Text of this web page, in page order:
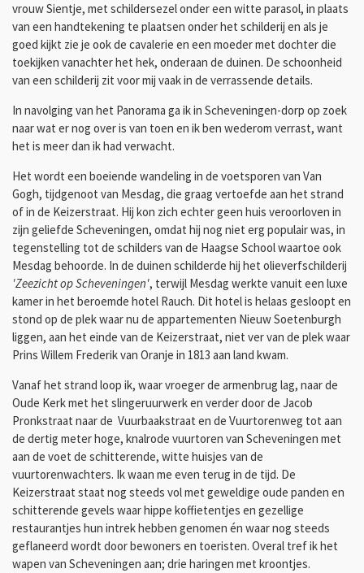
vrouw Sientje, met schildersezel onder een witte parasol, in plaats
van een handtekening te plaatsen onder het schilderij en als je
goed kijkt zie je ook de cavalerie en een moeder met dochter die
toekijken vanachter het hek, onderaan de duinen. De schoonheid
van een schilderij zit voor mij vaak in de verrassende details.
In navolging van het Panorama ga ik in Scheveningen-dorp op zoek
naar wat er nog over is van toen en ik ben wederom verrast, want
het is meer dan ik had verwacht.
Het wordt een boeiende wandeling in de voetsporen van Van
Gogh, tijdgenoot van Mesdag, die graag vertoefde aan het strand
of in de Keizerstraat. Hij kon zich echter geen huis veroorloven in
zijn geliefde Scheveningen, omdat hij nog niet erg populair was, in
tegenstelling tot de schilders van de Haagse School waartoe ook
Mesdag behoorde. In de duinen schilderde hij het olieverfschilderij
'Zeezicht op Scheveningen', terwijl Mesdag werkte vanuit een luxe
kamer in het beroemde hotel Rauch. Dit hotel is helaas gesloopt en
stond op de plek waar nu de appartementen Nieuw Soetenburgh
liggen, aan het einde van de Keizerstraat, niet ver van de plek waar
Prins Willem Frederik van Oranje in 1813 aan land kwam.
Vanaf het strand loop ik, waar vroeger de armenbrug lag, naar de
Oude Kerk met het slingeruurwerk en verder door de Jacob
Pronkstraat naar de Vuurbaakstraat en de Vuurtorenweg tot aan
de dertig meter hoge, knalrode vuurtoren van Scheveningen met
aan de voet de schitterende, witte huisjes van de
vuurtorenwachters. Ik waan me even terug in de tijd. De
Keizerstraat staat nog steeds vol met geweldige oude panden en
schitterende gevels waar hippe koffietentjes en gezellige
restaurantjes hun intrek hebben genomen én waar nog steeds
geflaneerd wordt door bewoners en toeristen. Overal tref ik het
wapen van Scheveningen aan; drie haringen met kroontjes.